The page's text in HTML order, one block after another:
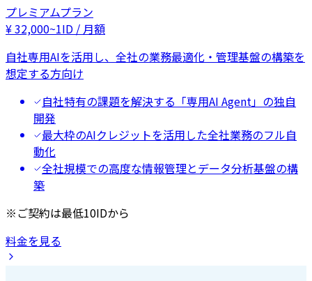
プレミアムプラン
¥32,000~1ID / 月額
自社専用AIを活用し、全社の業務最適化・管理基盤の構築を
想定する方向け
自社特有の課題を解決する「専用AI Agent」の独自
開発
最大枠のAIクレジットを活用した全社業務のフル自
動化
全社規模での高度な情報管理とデータ分析基盤の構
築
※ご契約は最低10IDから
料金を見る